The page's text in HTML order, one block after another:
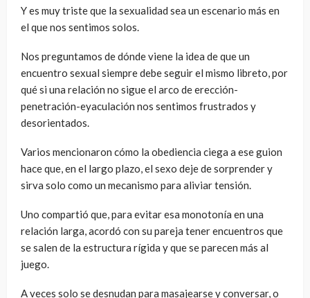
Y es muy triste que la sexualidad sea un escenario más en
el que nos sentimos solos.
Nos preguntamos de dónde viene la idea de que un
encuentro sexual siempre debe seguir el mismo libreto, por
qué si una relación no sigue el arco de erección-
penetración-eyaculación nos sentimos frustrados y
desorientados.
Varios mencionaron cómo la obediencia ciega a ese guion
hace que, en el largo plazo, el sexo deje de sorprender y
sirva solo como un mecanismo para aliviar tensión.
Uno compartió que, para evitar esa monotonía en una
relación larga, acordó con su pareja tener encuentros que
se salen de la estructura rígida y que se parecen más al
juego.
A veces solo se desnudan para masajearse y conversar, o